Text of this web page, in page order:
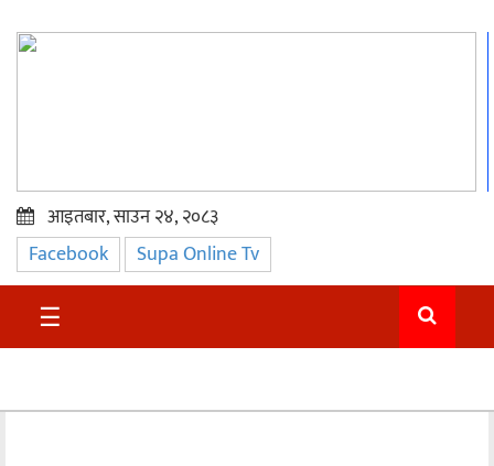
प्रमुख
समाचार
सुदुर
आइतबार, साउन २४, २०८३
Facebook Supa Online Tv
☰